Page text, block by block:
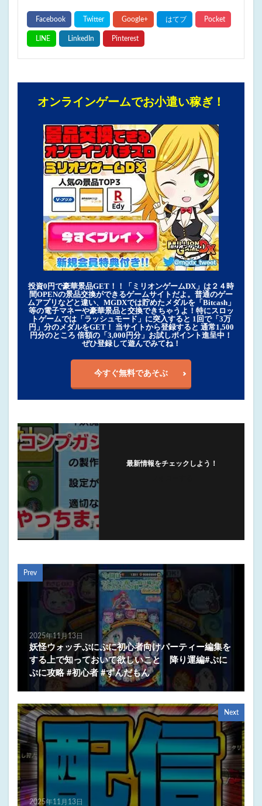
オンラインゲームでお小遣い稼ぎ！
投資0円で豪華景品GET！！「ミリオンゲームDX」は２４時
間OPENの景品交換ができるゲームサイトだよ。普通のゲー
ムアプリなどと違い、MGDXでは貯めたメダルを「Bitcash」
等の電子マネーや豪華景品と交換できちゃうよ！特にスロッ
トゲームでは「ラッシュモード」に突入すると 1回で「3万
円」分のメダルをGET！ 当サイトから登録すると 通常1,500
円分のところ 倍額の「3,000円分」お試しポイント進呈中！
ぜひ登録して遊んでみてね！
今すぐ無料であそぶ
最新情報をチェックしよう！
Prev
2025年11月13日
妖怪ウォッチぷにぷに初心者向けパーティー編集を
する上で知っておいて欲しいこと 降り運編#ぷに
ぷに攻略 #初心者 #ずんだもん
Next
2025年11月13日